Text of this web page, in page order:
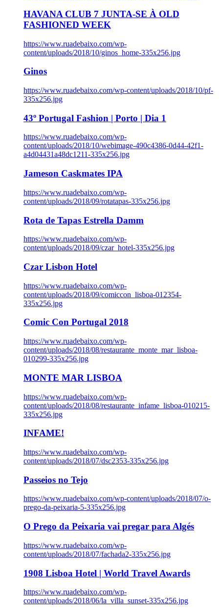
HAVANA CLUB 7 JUNTA-SE À OLD
FASHIONED WEEK
https://www.ruadebaixo.com/wp-
content/uploads/2018/10/ginos_home-335x256.jpg
Ginos
https://www.ruadebaixo.com/wp-content/uploads/2018/10/pf-
335x256.jpg
43º Portugal Fashion | Porto | Dia 1
https://www.ruadebaixo.com/wp-
content/uploads/2018/10/webimage-490c4386-0d44-42f1-
a4d04431a48dc1211-335x256.jpg
Jameson Caskmates IPA
https://www.ruadebaixo.com/wp-
content/uploads/2018/09/rotatapas-335x256.jpg
Rota de Tapas Estrella Damm
https://www.ruadebaixo.com/wp-
content/uploads/2018/09/czar_hotel-335x256.jpg
Czar Lisbon Hotel
https://www.ruadebaixo.com/wp-
content/uploads/2018/09/comiccon_lisboa-012354-
335x256.jpg
Comic Con Portugal 2018
https://www.ruadebaixo.com/wp-
content/uploads/2018/08/restaurante_monte_mar_lisboa-
010299-335x256.jpg
MONTE MAR LISBOA
https://www.ruadebaixo.com/wp-
content/uploads/2018/08/restaurante_infame_lisboa-010215-
335x256.jpg
INFAME!
https://www.ruadebaixo.com/wp-
content/uploads/2018/07/dsc2353-335x256.jpg
Passeios no Tejo
https://www.ruadebaixo.com/wp-content/uploads/2018/07/o-
prego-da-peixaria-5-335x256.jpg
O Prego da Peixaria vai pregar para Algés
https://www.ruadebaixo.com/wp-
content/uploads/2018/07/fachada2-335x256.jpg
1908 Lisboa Hotel | World Travel Awards
https://www.ruadebaixo.com/wp-
content/uploads/2018/06/la_villa_sunset-335x256.jpg